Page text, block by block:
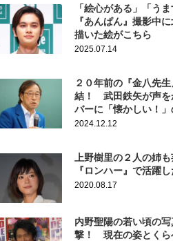
「絵心がある」「う
『あんぱん』撮影中
描いた絵がこちら
2025.07.14
２０年前の『金八先
結！ 武田鉄矢が声を
バーに「懐かしい！」
2024.12.12
上野樹里の２人の姉
『ロンハー』で活躍
2020.08.17
内野聖陽の若い頃の
撃！ 現在の姿とくら